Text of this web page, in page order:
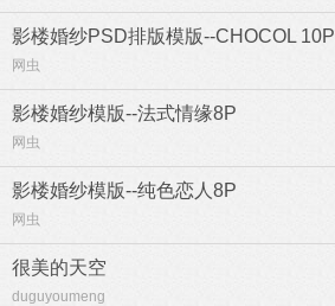
影楼婚纱PSD排版模版--CHOCOL 10P
网虫
影楼婚纱模版--法式情缘8P
网虫
影楼婚纱模版--纯色恋人8P
网虫
很美的天空
duguyoumeng